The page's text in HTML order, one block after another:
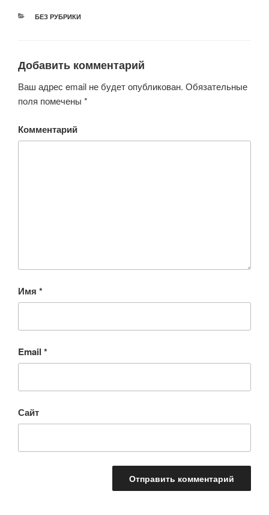
РУБРИКИ
БЕЗ РУБРИКИ
Добавить комментарий
Ваш адрес email не будет опубликован. Обязательные
поля помечены *
Комментарий
Имя *
Email *
Сайт